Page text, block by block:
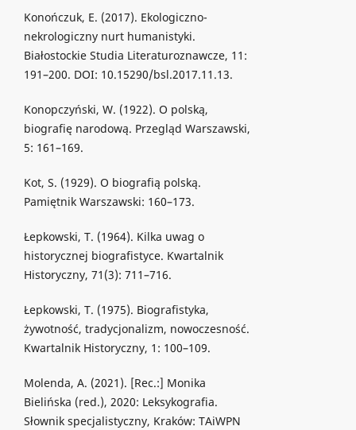
Konończuk, E. (2017). Ekologiczno-
nekrologiczny nurt humanistyki.
Białostockie Studia Literaturoznawcze, 11:
191–200. DOI: 10.15290/bsl.2017.11.13.
Konopczyński, W. (1922). O polską,
biografię narodową. Przegląd Warszawski,
5: 161–169.
Kot, S. (1929). O biografią polską.
Pamiętnik Warszawski: 160–173.
Łepkowski, T. (1964). Kilka uwag o
historycznej biografistyce. Kwartalnik
Historyczny, 71(3): 711–716.
Łepkowski, T. (1975). Biografistyka,
żywotność, tradycjonalizm, nowoczesność.
Kwartalnik Historyczny, 1: 100–109.
Molenda, A. (2021). [Rec.:] Monika
Bielińska (red.), 2020: Leksykografia.
Słownik specjalistyczny, Kraków: TAiWPN